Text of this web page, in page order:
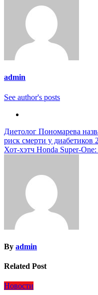
admin
See author's posts
Навигация
по
Диетолог Пономарева
риск смерти у диабетиков
Хот-хэтч Honda Super-
By admin
Related Post
Новости